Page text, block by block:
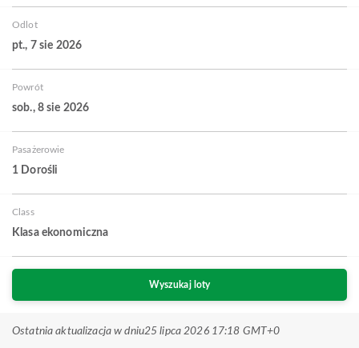
Odlot
pt., 7 sie 2026
Powrót
sob., 8 sie 2026
Pasażerowie
1 Dorośli
Class
Klasa ekonomiczna
Wyszukaj loty
Ostatnia aktualizacja w dniu25 lipca 2026 17:18 GMT+0